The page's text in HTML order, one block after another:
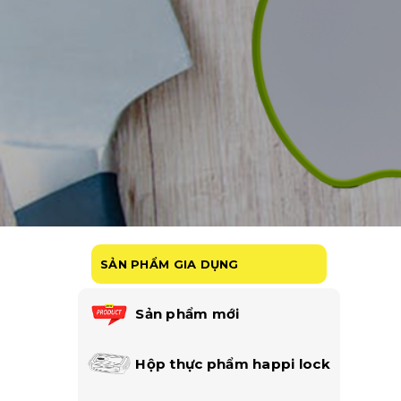
SẢN PHẨM GIA DỤNG
Sản phẩm mới
Hộp thực phẩm happi lock